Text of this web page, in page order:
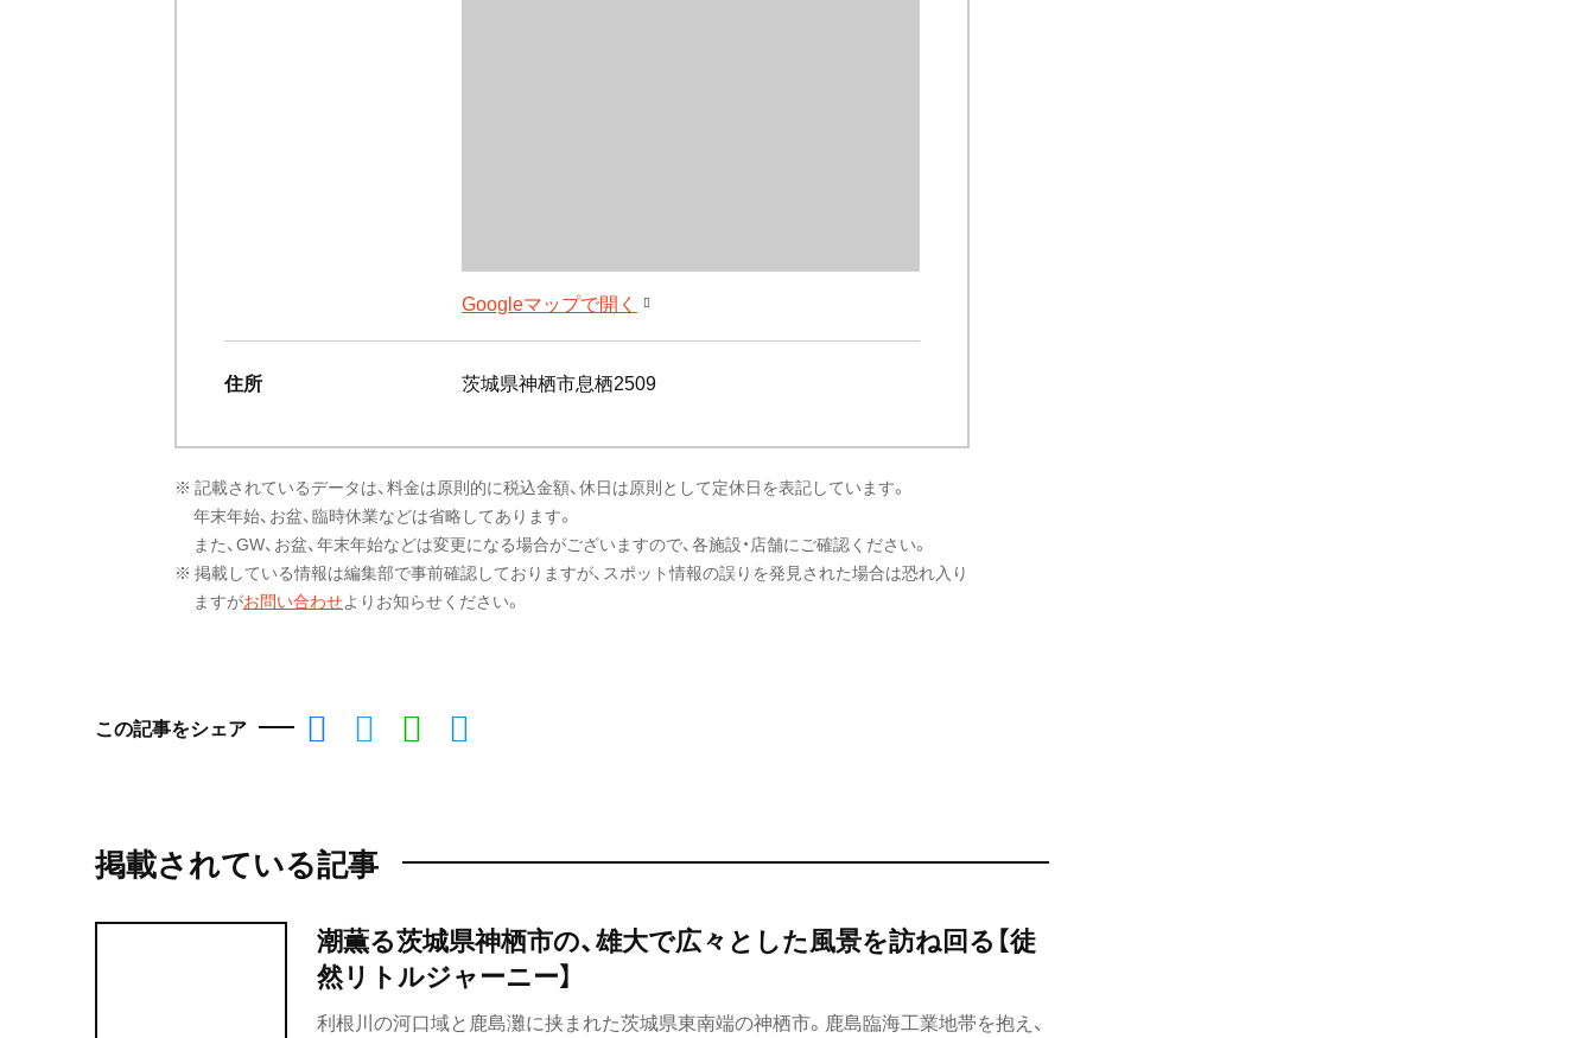
Googleマップで開く
住所 茨城県神栖市息栖2509
※ 記載されているデータは、料金は原則的に税込金額、休日は原則として定休日を表記しています。
年末年始、お盆、臨時休業などは省略してあります。
また、GW、お盆、年末年始などは変更になる場合がございますので、各施設・店舗にご確認ください。
※ 掲載している情報は編集部で事前確認しておりますが、スポット情報の誤りを発見された場合は恐れ入り
ますがお問い合わせよりお知らせください。
この記事をシェア
掲載されている記事
潮薫る茨城県神栖市の、雄大で広々とした風景を訪ね回る【徒
然リトルジャーニー】
利根川の河口域と鹿島灘に挟まれた茨城県東南端の神栖市。鹿島臨海工業地帯を抱え、